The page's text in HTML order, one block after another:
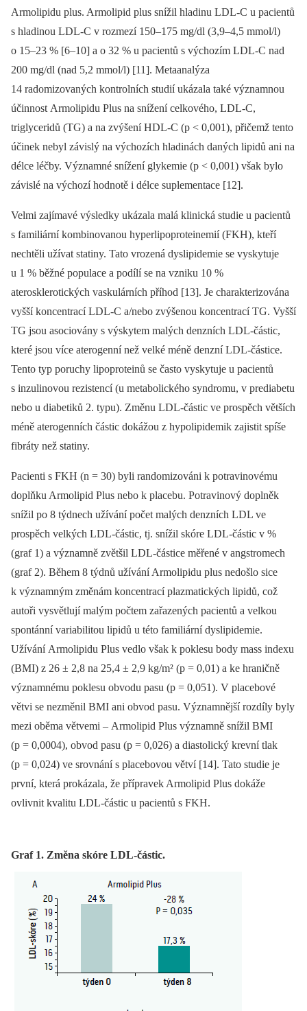
Armolipidu plus. Armolipid plus snížil hladinu LDL-C u pacientů
s hladinou LDL-C v rozmezí 150–175 mg/dl (3,9–4,5 mmol/l)
o 15–23 % [6–10] a o 32 % u pacientů s výchozím LDL-C nad
200 mg/dl (nad 5,2 mmol/l) [11]. Metaanalýza
14 radomizovaných kontrolních studií ukázala také významnou
účinnost Armolipidu Plus na snížení celkového, LDL-C,
triglyceridů (TG) a na zvýšení HDL-C (p < 0,001), přičemž tento
účinek nebyl závislý na výchozích hladinách daných lipidů ani na
délce léčby. Významné snížení glykemie (p < 0,001) však bylo
závislé na výchozí hodnotě i délce suplementace [12].
Velmi zajímavé výsledky ukázala malá klinická studie u pacientů
s familiární kombinovanou hyperlipoproteinemií (FKH), kteří
nechtěli užívat statiny. Tato vrozená dyslipidemie se vyskytuje
u 1 % běžné populace a podílí se na vzniku 10 %
aterosklerotických vaskulárních příhod [13]. Je charakterizována
vyšší koncentrací LDL-C a/nebo zvýšenou koncentrací TG. Vyšší
TG jsou asociovány s výskytem malých denzních LDL-částic,
které jsou více aterogenní než velké méně denzní LDL-částice.
Tento typ poruchy lipoproteinů se často vyskytuje u pacientů
s inzulinovou rezistencí (u metabolického syndromu, v prediabetu
nebo u diabetiků 2. typu). Změnu LDL-částic ve prospěch větších
méně aterogenních částic dokážou z hypolipidemik zajistit spíše
fibráty než statiny.
Pacienti s FKH (n = 30) byli randomizováni k potravinovému
doplňku Armolipid Plus nebo k placebu. Potravinový doplněk
snížil po 8 týdnech užívání počet malých denzních LDL ve
prospěch velkých LDL-částic, tj. snížil skóre LDL-částic v %
(graf 1) a významně zvětšil LDL-částice měřené v angstromech
(graf 2). Během 8 týdnů užívání Armolipidu plus nedošlo sice
k významným změnám koncentrací plazmatických lipidů, což
autoři vysvětlují malým počtem zařazených pacientů a velkou
spontánní variabilitou lipidů u této familiární dyslipidemie.
Užívání Armolipidu Plus vedlo však k poklesu body mass indexu
(BMI) z 26 ± 2,8 na 25,4 ± 2,9 kg/m² (p = 0,01) a ke hraničně
významnému poklesu obvodu pasu (p = 0,051). V placebové
větvi se nezměnil BMI ani obvod pasu. Významnější rozdíly byly
mezi oběma větvemi –⁠ Armolipid Plus významně snížil BMI
(p = 0,0004), obvod pasu (p = 0,026) a diastolický krevní tlak
(p = 0,024) ve srovnání s placebovou větví [14]. Tato studie je
první, která prokázala, že přípravek Armolipid Plus dokáže
ovlivnit kvalitu LDL-částic u pacientů s FKH.
Graf 1. Změna skóre LDL-částic.